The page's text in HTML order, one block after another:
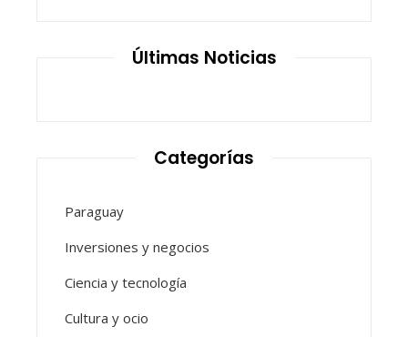
Últimas Noticias
Categorías
Paraguay
Inversiones y negocios
Ciencia y tecnología
Cultura y ocio